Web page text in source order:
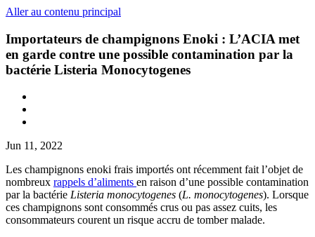
Aller au contenu principal
Importateurs de champignons Enoki : L’ACIA met
en garde contre une possible contamination par la
bactérie Listeria Monocytogenes
Jun 11, 2022
Les champignons enoki frais importés ont récemment fait l’objet de
nombreux rappels d’aliments en raison d’une possible contamination
par la bactérie Listeria monocytogenes (L. monocytogenes). Lorsque
ces champignons sont consommés crus ou pas assez cuits, les
consommateurs courent un risque accru de tomber malade.